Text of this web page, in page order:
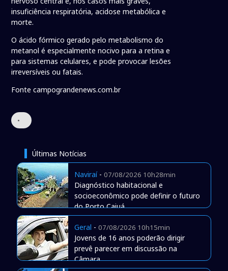
insuficiência respiratória, acidose metabólica e
morte.
O ácido fórmico gerado pelo metabolismo do
metanol é especialmente nocivo para a retina e
para sistemas celulares, e pode provocar lesões
irreversíveis ou fatais.
Fonte campograndenews.com.br
•
Últimas Notícias
Naviraí- 07/08/2026 10h28min
Diagnóstico habitacional e
socioeconômico pode definir o futuro
do Porto Caiuá
Geral - 07/08/2026 10h15min
Jovens de 16 anos poderão dirigir
prevê parecer em discussão na
Câmara